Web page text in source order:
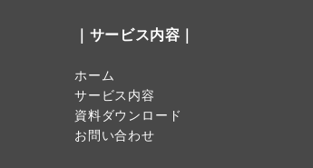
｜サービス内容｜
ホーム
サービス内容
資料ダウンロード
お問い合わせ